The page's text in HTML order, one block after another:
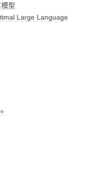
型
Large Language